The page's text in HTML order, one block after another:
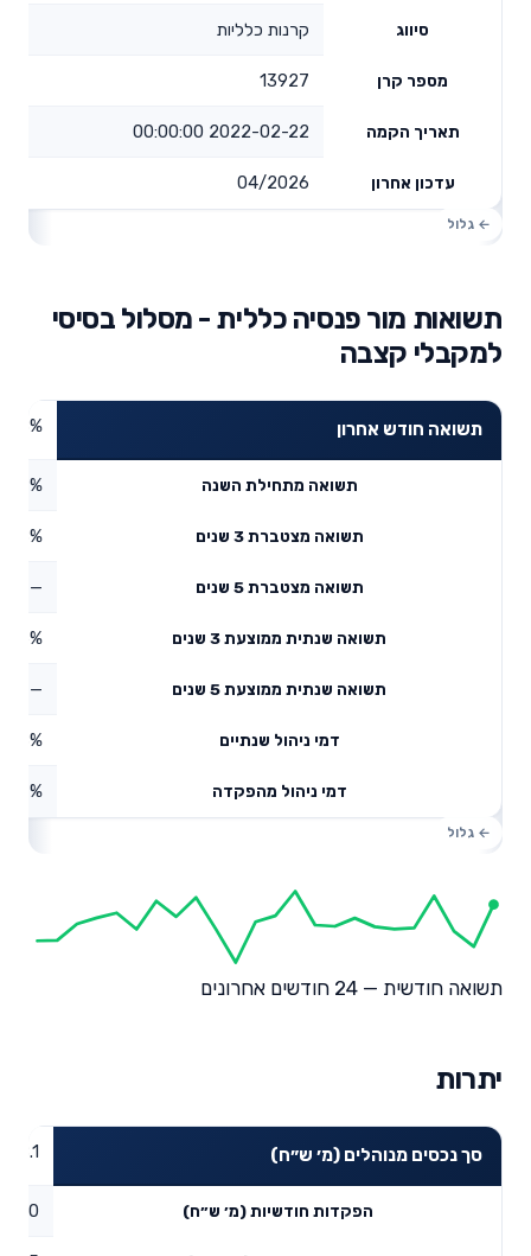
סיווג קרנות כלליות
מספר קרן 13927
תאריך הקמה 2022-02-22 00:00:00
עדכון אחרון 04/2026
תשואות מור פנסיה כללית - מסלול בסיסי
למקבלי קצבה
תשואה חודש אחרון
תשואה מתחילת השנה
תשואה מצטברת 3 שנים
תשואה מצטברת 5 שנים —
תשואה שנתית ממוצעת 3 שנים
תשואה שנתית ממוצעת 5 שנים —
דמי ניהול שנתיים 0.18%
דמי ניהול מהפקדה
תשואה חודשית — 24 חודשים אחרונים
יתרות
סך נכסים מנוהלים (מ׳ ש״ח) 38.1
הפקדות חודשיות (מ׳ ש״ח) 0